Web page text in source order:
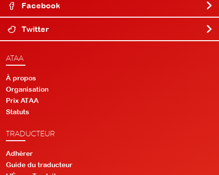
Facebook
Twitter
ATAA
À propos
Organisation
Prix ATAA
Statuts
TRADUCTEUR
Adhérer
Guide du traducteur